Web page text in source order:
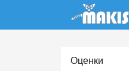
Update cookies preferences
Оценки